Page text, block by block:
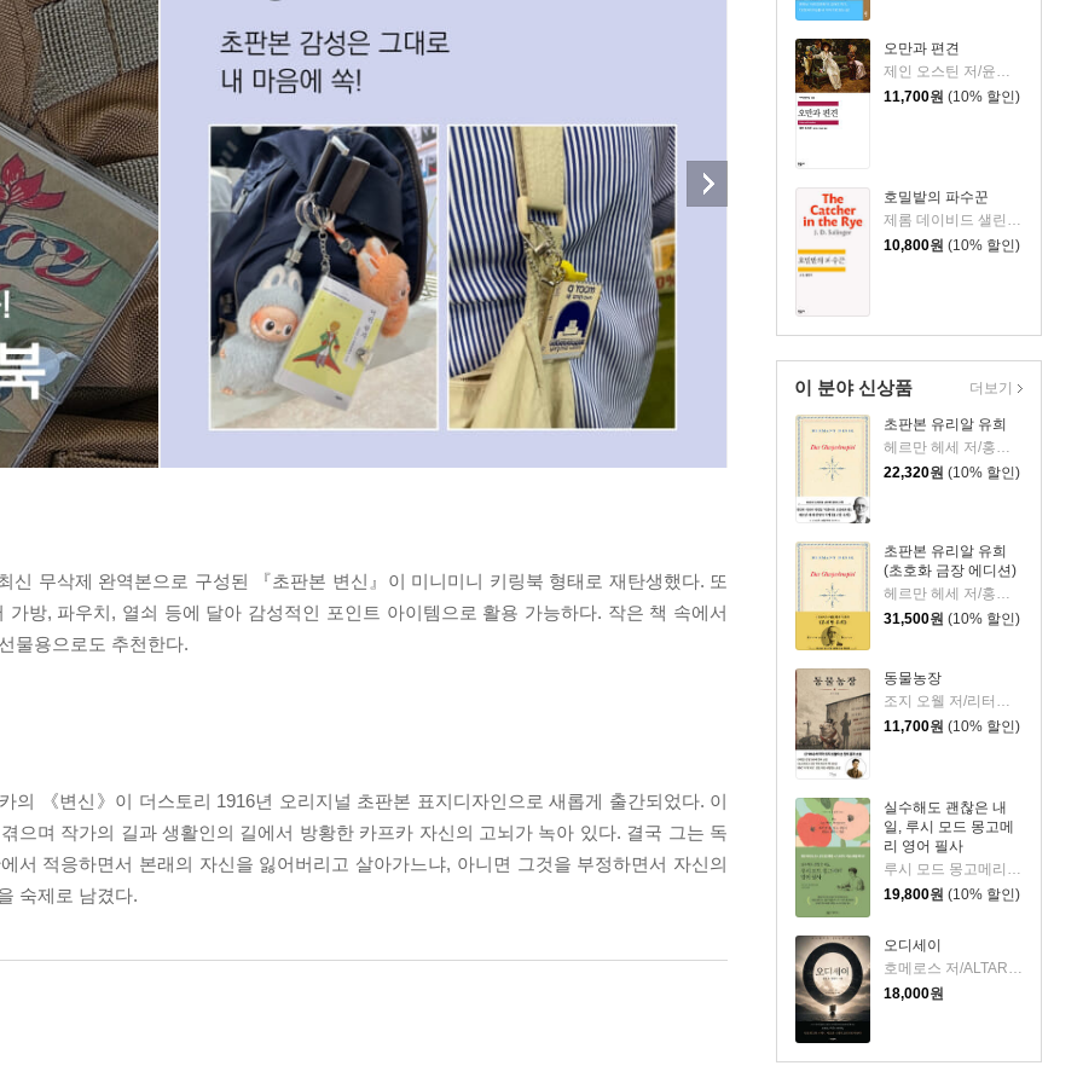
오만과 편견
제인 오스틴 저/윤지관,전승희 공역
11,700원 (10% 할인)
호밀밭의 파수꾼
제롬 데이비드 샐린저 저/공경희 역
10,800원 (10% 할인)
이 분야 신상품
초판본 유리알 유희
헤르만 헤세 저/홍진호 역
22,320원 (10% 할인)
초판본 유리알 유희
(초호화 금장 에디션)
헤르만 헤세 저/홍진호 역
31,500원 (10% 할인)
동물농장
조지 오웰 저/리터링크 역
11,700원 (10% 할인)
실수해도 괜찮은 내
일, 루시 모드 몽고메
리 영어 필사
루시 모드 몽고메리 저/이루리 편역
19,800원 (10% 할인)
오디세이
호메로스 저/ALTARI LAB 편
18,000원
더보기
신 무삭제 완역본으로 구성된 『초판본 변신』이 미니미니 키링북 형태로 재탄생했다. 또
방, 파우치, 열쇠 등에 달아 감성적인 포인트 아이템으로 활용 가능하다. 작은 책 속에서
물용으로도 추천한다.
의 《변신》이 더스토리 1916년 오리지널 초판본 표지디자인으로 새롭게 출간되었다. 이
으며 작가의 길과 생활인의 길에서 방황한 카프카 자신의 고뇌가 녹아 있다. 결국 그는 독
서 적응하면서 본래의 자신을 잃어버리고 살아가느냐, 아니면 그것을 부정하면서 자신의
숙제로 남겼다.